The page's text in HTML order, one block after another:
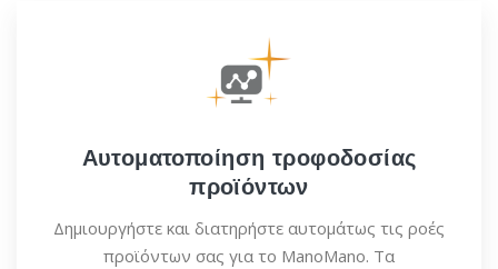
Αυτοματοποίηση τροφοδοσίας
προϊόντων
Δημιουργήστε και διατηρήστε αυτομάτως τις ροές
προϊόντων σας για το ManoMano. Τα